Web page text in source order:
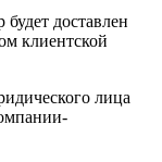
доставлен
клиентской
лица